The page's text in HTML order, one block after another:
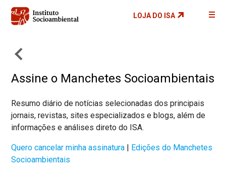
Pular
para
principal
LOJA DO ISA
Assine o Manchetes Socioambientais
Resumo diário de notícias selecionadas dos principais
jornais, revistas, sites especializados e blogs, além de
informações e análises direto do ISA.
Quero cancelar minha assinatura
Edições do Manchetes
Socioambientais